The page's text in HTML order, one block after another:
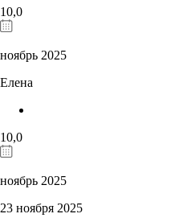
10,0
ноябрь 2025
Елена
10,0
ноябрь 2025
23 ноября 2025